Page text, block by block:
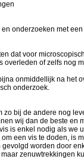
onderzoeken met
dat voor
overleden of zelfs nog
onmiddellijk na het
onderzoek.
bij de andere nog
wij dan de beste en
is enkel nodig als we
een vis te doden, is
worden door
zenuwtrekkingen